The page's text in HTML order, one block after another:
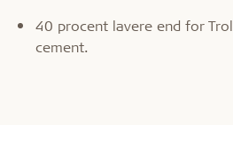
40 procent lavere end for
cement.